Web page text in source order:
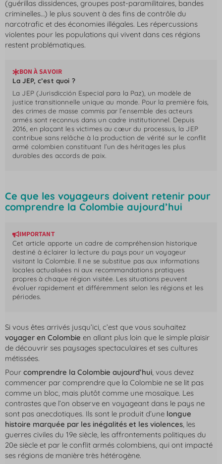
(guérillas dissidences, groupes post-paramilitaires, bandes
criminelles…) le plus souvent à des fins de contrôle du
narcotrafic et des économies illégales. Les répercussions
violentes pour les populations qui vivent dans ces régions
restent problématiques.
BON À SAVOIR
La JEP, c’est quoi ?
La JEP (Jurisdicción Especial para la Paz), un modèle de
justice transitionnelle unique au monde. Pour la première fois,
des crimes de masse commis par l’ensemble des acteurs
armés sont reconnus dans un cadre institutionnel. Depuis
2016, en plaçant les victimes au cœur du processus, la JEP
contribue sans relâche à la production de vérité sur le conflit
armé colombien constituant l’un des héritages les plus
durables des accords de paix.
Ce que les voyageurs doivent retenir pour
comprendre la Colombie aujourd’hui
IMPORTANT
Cet article apporte un cadre de compréhension historique
destiné à éclairer la lecture du pays pour un voyageur
visitant la Colombie. Il ne se substitue pas aux informations
locales actualisées ni aux recommandations pratiques
propres à chaque région visitée. Les situations peuvent
évoluer rapidement et différemment selon les régions et les
périodes.
Si vous êtes arrivés jusqu’ici, c’est que vous souhaitez
voyager en Colombie en allant plus loin que le simple plaisir
de découvrir ses paysages spectaculaires et ses cultures
métissées.
Pour comprendre la Colombie aujourd’hui, vous devez
commencer par comprendre que la Colombie ne se lit pas
comme un bloc, mais plutôt comme une mosaïque. Les
contrastes que l’on observe en voyageant dans le pays ne
sont pas anecdotiques. Ils sont le produit d’une longue
histoire marquée par les inégalités et les violences, les
guerres civiles du 19e siècle, les affrontements politiques du
20e siècle et par le conflit armés colombiens, qui ont impacté
ses régions de manière très hétérogène.